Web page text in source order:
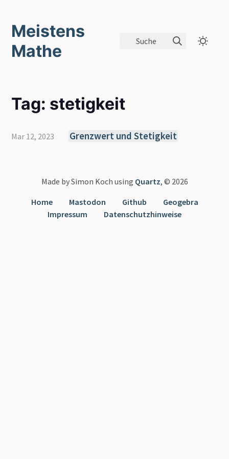
Meistens
Mathe
Suche
Tag: stetigkeit
Mar 12, 2023 Grenzwert und Stetigkeit
Made by Simon Koch using Quartz, © 2026
Home
Mastodon Github
Geogebra
Impressum
Datenschutzhinweise